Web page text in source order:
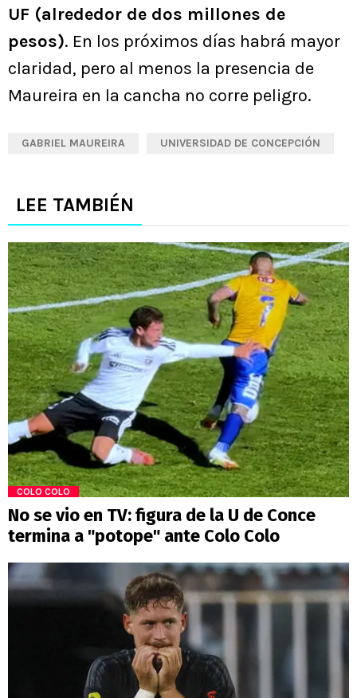
UF (alrededor de dos millones de
pesos). En los próximos días habrá mayor
claridad, pero al menos la presencia de
Maureira en la cancha no corre peligro.
GABRIEL MAUREIRA UNIVERSIDAD DE CONCEPCIÓN
LEE TAMBIÉN
COLO COLO
No se vio en TV: figura de la U de Conce
termina a "potope" ante Colo Colo